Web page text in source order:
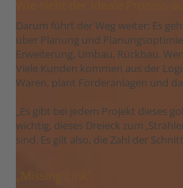
Darum führt der Weg weiter: Es
über Planung und
Erweiterung, Umbau, Rückbau.
Viele Kunden kommen aus der
Waren, plant Förderanlagen und
„Es gibt bei jedem Projekt dieses
wichtig, dieses Dreieck zum
sind. Es gilt also, die Zahl der